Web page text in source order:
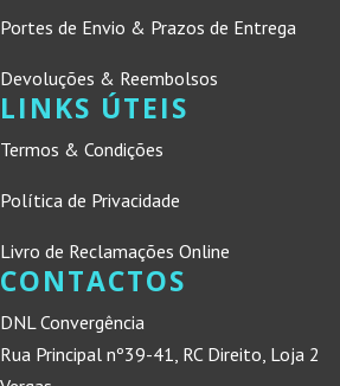
Portes de Envio & Prazos de Entrega
Devoluções & Reembolsos
LINKS ÚTEIS
Termos & Condições
Política de Privacidade
Livro de Reclamações Online
CONTACTOS
DNL Convergência
Rua Principal nº39-41, RC Direito, Loja 2